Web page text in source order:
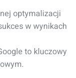
optymalizacji
w wynikach
to kluczowy